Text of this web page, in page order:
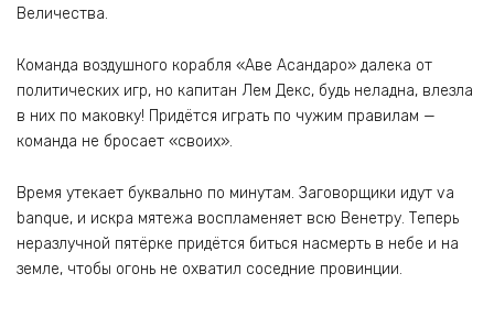
Величества.
Команда воздушного корабля «Аве Асандаро» далека от
политических игр, но капитан Лем Декс, будь неладна, влезла
в них по маковку! Придётся играть по чужим правилам —
команда не бросает «своих».
Время утекает буквально по минутам. Заговорщики идут va
banque, и искра мятежа воспламеняет всю Венетру. Теперь
неразлучной пятёрке придётся биться насмерть в небе и на
земле, чтобы огонь не охватил соседние провинции.